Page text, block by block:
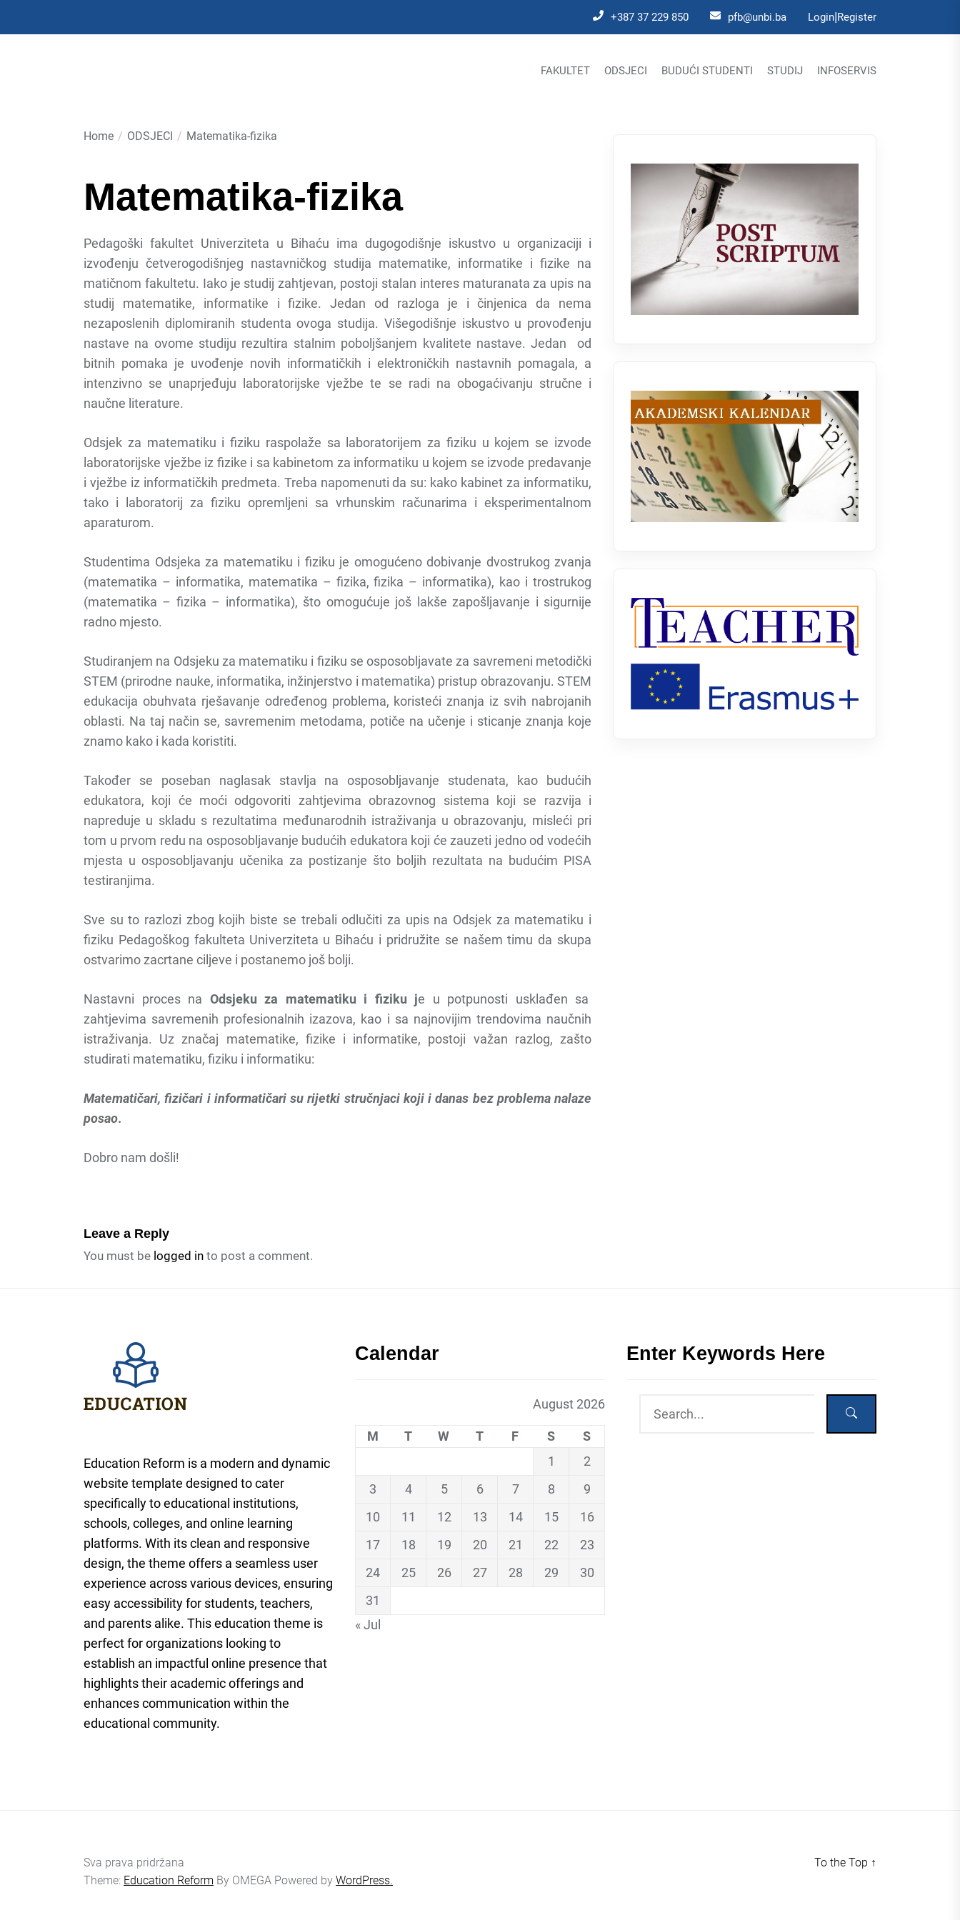
+387 37 229 850 pfb@unbi.ba Login|Register
FAKULTET ODSJECI BUDUĆI STUDENTI STUDIJ INFOSERVIS
Home ODSJECI Matematika-fizika
Matematika-fizika
Pedagoški fakultet Univerziteta u Bihaću ima dugogodišnje iskustvo u organizaciji i
izvođenju četverogodišnjeg nastavničkog studija matematike, informatike i fizike na
matičnom fakultetu. Iako je studij zahtjevan, postoji stalan interes maturanata za upis na
studij matematike, informatike i fizike. Jedan od razloga je i činjenica da nema
nezaposlenih diplomiranih studenta ovoga studija. Višegodišnje iskustvo u provođenju
nastave na ovome studiju rezultira stalnim poboljšanjem kvalitete nastave. Jedan od
bitnih pomaka je uvođenje novih informatičkih i elektroničkih nastavnih pomagala, a
intenzivno se unaprjeđuju laboratorijske vježbe te se radi na obogaćivanju stručne i
naučne literature.
Odsjek za matematiku i fiziku raspolaže sa laboratorijem za fiziku u kojem se izvode
laboratorijske vježbe iz fizike i sa kabinetom za informatiku u kojem se izvode predavanje
i vježbe iz informatičkih predmeta. Treba napomenuti da su: kako kabinet za informatiku,
tako i laboratorij za fiziku opremljeni sa vrhunskim računarima i eksperimentalnom
aparaturom.
Studentima Odsjeka za matematiku i fiziku je omogućeno dobivanje dvostrukog zvanja
(matematika – informatika, matematika – fizika, fizika – informatika), kao i trostrukog
(matematika – fizika – informatika), što omogućuje još lakše zapošljavanje i sigurnije
radno mjesto.
Studiranjem na Odsjeku za matematiku i fiziku se osposobljavate za savremeni metodički
STEM (prirodne nauke, informatika, inžinjerstvo i matematika) pristup obrazovanju. STEM
edukacija obuhvata rješavanje određenog problema, koristeći znanja iz svih nabrojanih
oblasti. Na taj način se, savremenim metodama, potiče na učenje i sticanje znanja koje
znamo kako i kada koristiti.
Također se poseban naglasak stavlja na osposobljavanje studenata, kao budućih
edukatora, koji će moći odgovoriti zahtjevima obrazovnog sistema koji se razvija i
napreduje u skladu s rezultatima međunarodnih istraživanja u obrazovanju, misleći pri
tom u prvom redu na osposobljavanje budućih edukatora koji će zauzeti jedno od vodećih
mjesta u osposobljavanju učenika za postizanje što boljih rezultata na budućim PISA
testiranjima.
Sve su to razlozi zbog kojih biste se trebali odlučiti za upis na Odsjek za matematiku i
fiziku Pedagoškog fakulteta Univerziteta u Bihaću i pridružite se našem timu da skupa
ostvarimo zacrtane ciljeve i postanemo još bolji.
Nastavni proces na Odsjeku za matematiku i fiziku je u potpunosti usklađen sa
zahtjevima savremenih profesionalnih izazova, kao i sa najnovijim trendovima naučnih
istraživanja. Uz značaj matematike, fizike i informatike, postoji važan razlog, zašto
studirati matematiku, fiziku i informatiku:
Matematičari, fizičari i informatičari su rijetki stručnjaci koji i danas bez problema nalaze
posao.
Dobro nam došli!
Leave a Reply
You must be logged in to post a comment.
Education Reform is a modern and dynamic
website template designed to cater
specifically to educational institutions,
schools, colleges, and online learning
platforms. With its clean and responsive
design, the theme offers a seamless user
experience across various devices, ensuring
easy accessibility for students, teachers,
and parents alike. This education theme is
perfect for organizations looking to
establish an impactful online presence that
highlights their academic offerings and
enhances communication within the
educational community.
Calendar
August 2026
M T W T F S
S
1
2
3
4 5 6 7 8
9
10
11 12 13 14 15
16
17
18 19 20 21 22
23
24
25 26 27 28 29
30
31
« Jul
Enter Keywords Here
Sva prava pridržana
Theme: Education Reform By OMEGA Powered by WordPress.
To the Top ↑